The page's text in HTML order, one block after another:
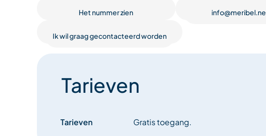
Het nummer zien
Ik wil graag gecontacteerd worden
Tarieven
Tarieven Gratis toegang.